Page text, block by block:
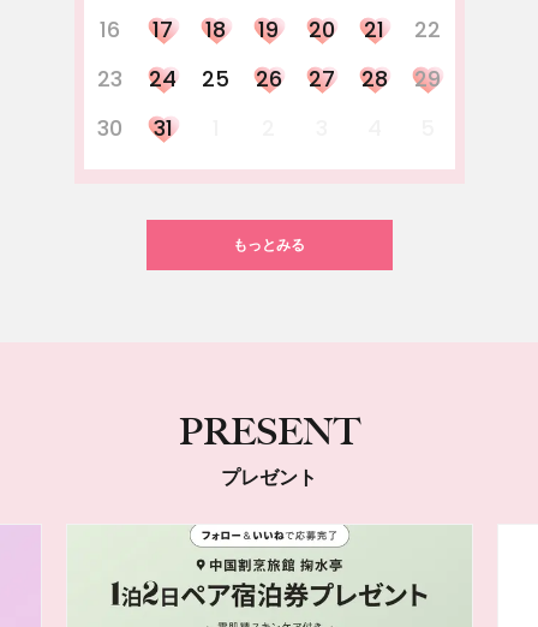
16
17 18 19 20 21
22
23
24 25 26 27 28
29
30
31
もっとみる
PRESENT
プレゼント